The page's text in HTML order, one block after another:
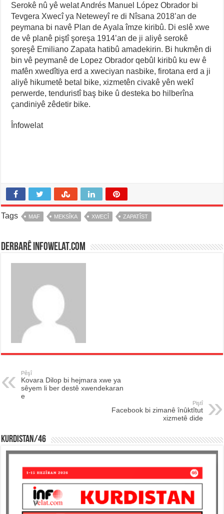
Serokê nû yê welat Andrés Manuel López Obrador bi
Tevgera Xwecî ya Neteweyî re di Nîsana 2018’an de
peymana bi navê Plan de Ayala îmze kiribû. Di eslê xwe
de vê planê piştî şoreşa 1914’an de ji aliyê serokê
şoreşê Emiliano Zapata hatibû amadekirin. Bi hukmên di
bin vê peymanê de Lopez Obrador qebûl kiribû ku ew ê
mafên xwedîtiya erd a xweciyan nasbike, firotana erd a ji
aliyê hikumetê betal bike, xizmetên civakê yên wekî
perwerde, tenduristî baş bike û desteka bo hilberîna
çandiniyê zêdetir bike.
Înfowelat
Tags MAF MEKSÎKA XWECÎ ZAPATÎST
Derbarê infowelat.com
Pêşî
Kovara Dilop bi hejmara xwe ya
sêyem li ber destê xwendekaran
e
Piştî
Facebook bi zimanê înûktîtut
xizmetê dide
KURDISTAN/46